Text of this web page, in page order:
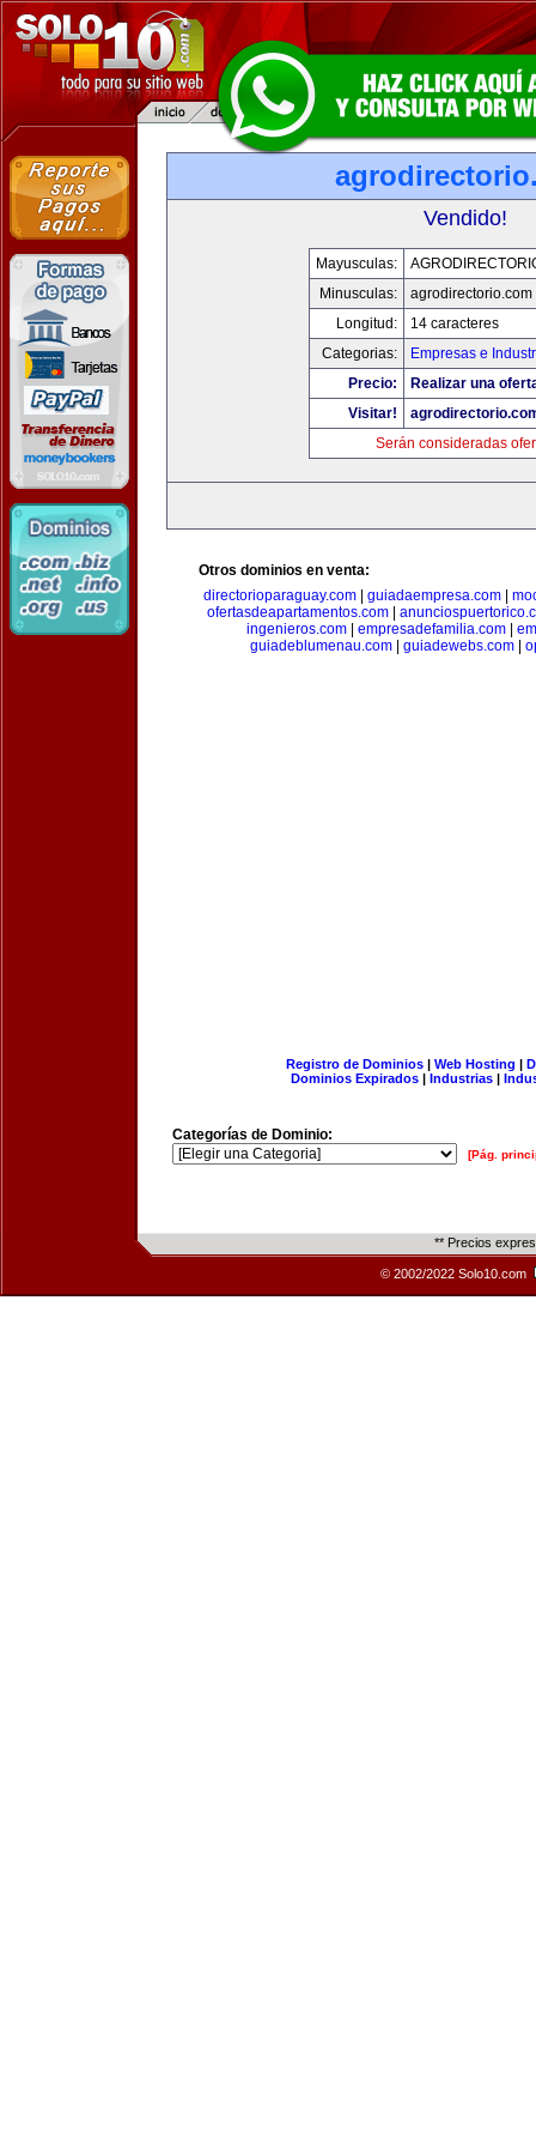
Vendido!
Mayusculas:
Minusculas:
agrodirectorio.com
Longitud:
14 caracteres
Categorias:
Empresas e
Precio:
Realizar una
Visitar!
Serán consideradas
Otros dominios en venta:
directorioparaguay.com| guiadaempresa.com|
ofertasdeapartamentos.com
ingenieros.com| empresadefamilia.com|
guiadeblumenau.com| guiadewebs.com|
Registro de Dominios| Web Hosting |
Dominios Expirados | Industrias |
Categorías de Dominio:
[Pág.
** Precios
© 2002/2022 Solo10.com